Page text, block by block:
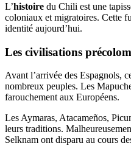
L’histoire du Chili est une
coloniaux et migratoires. Cette
identité aujourd’hui.
Les civilisations
Avant l’arrivée des Espagnols,
nombreux peuples. Les
farouchement aux Européens.
Les Aymaras, Atacameños,
leurs traditions.
Selknam ont disparu au cours